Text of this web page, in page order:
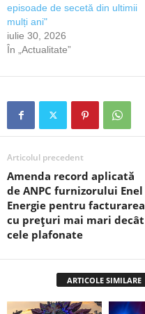
episoade de secetă din ultimii
mulți ani"
iulie 30, 2026
În „Actualitate”
Articolul precedent
Amenda record aplicată
de ANPC furnizorului Enel
Energie pentru facturarea
cu prețuri mai mari decât
cele plafonate
ARTICOLE SIMILARE